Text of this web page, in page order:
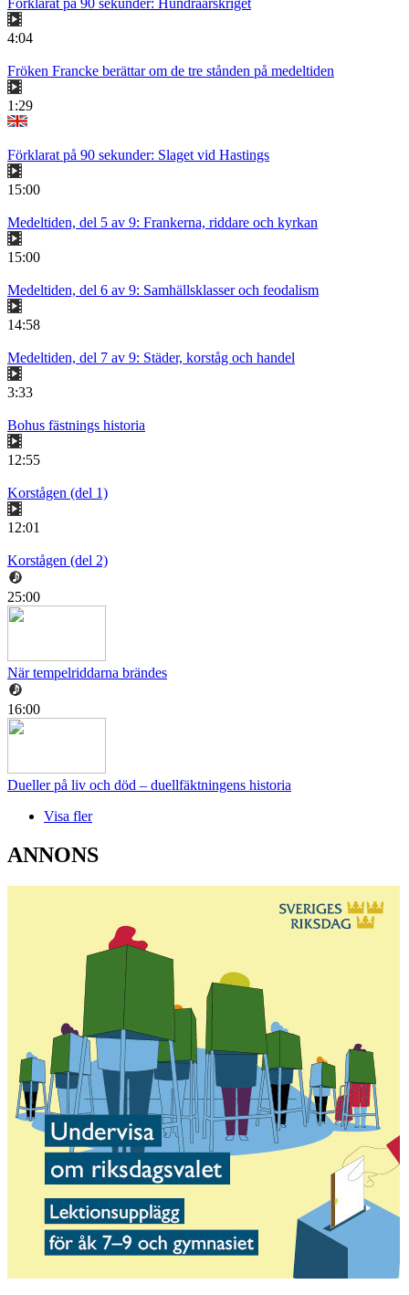
Förklarat på 90 sekunder: Hundraårskriget
4:04
Fröken Francke berättar om de tre stånden på medeltiden
1:29
Förklarat på 90 sekunder: Slaget vid Hastings
15:00
Medeltiden, del 5 av 9: Frankerna, riddare och kyrkan
15:00
Medeltiden, del 6 av 9: Samhällsklasser och feodalism
14:58
Medeltiden, del 7 av 9: Städer, korståg och handel
3:33
Bohus fästnings historia
12:55
Korstågen (del 1)
12:01
Korstågen (del 2)
25:00
När tempelriddarna brändes
16:00
Dueller på liv och död – duellfäktningens historia
Visa fler
ANNONS